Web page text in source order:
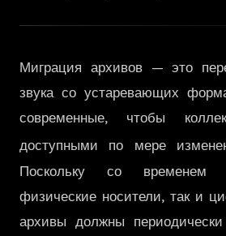
Миграция архивов — это
звука со устаревающих
современные, чтобы
доступными по мере
Поскольку со временем
физические носители, так и
архивы должны